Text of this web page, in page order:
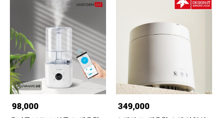
98,000 349,000